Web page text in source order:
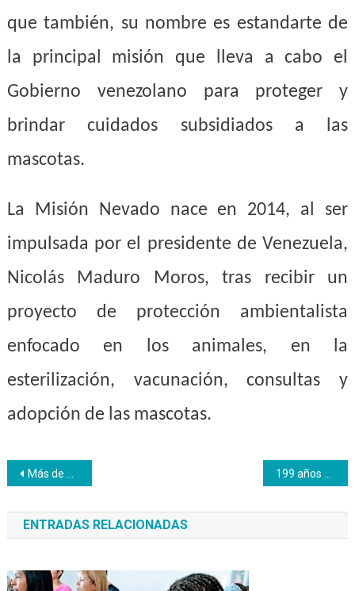
que también, su nombre es estandarte de
la principal misión que lleva a cabo el
Gobierno venezolano para proteger y
brindar cuidados subsidiados a las
mascotas.
La Misión Nevado nace en 2014, al ser
impulsada por el presidente de Venezuela,
Nicolás Maduro Moros, tras recibir un
proyecto de protección ambientalista
enfocado en los animales, en la
esterilización, vacunación, consultas y
adopción de las mascotas.
Navegación
de
entradas
Más de 2 mil mirandinos se forman en línea con el Inces
ENTRADAS RELACIONADAS